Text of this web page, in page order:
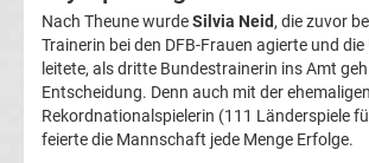
FIFA
Weltpokalsieger
Nach Theune wurdeSilvia Neid, die zuvor
Trainerin bei den DFB-Frauen agierte und
leitete, als dritte Bundestrainerin ins Amt
Entscheidung. Denn auch mit der ehemaligen
Rekordnationalspielerin (111 Länderspiele
feierte die Mannschaft jede Menge Erfolge.